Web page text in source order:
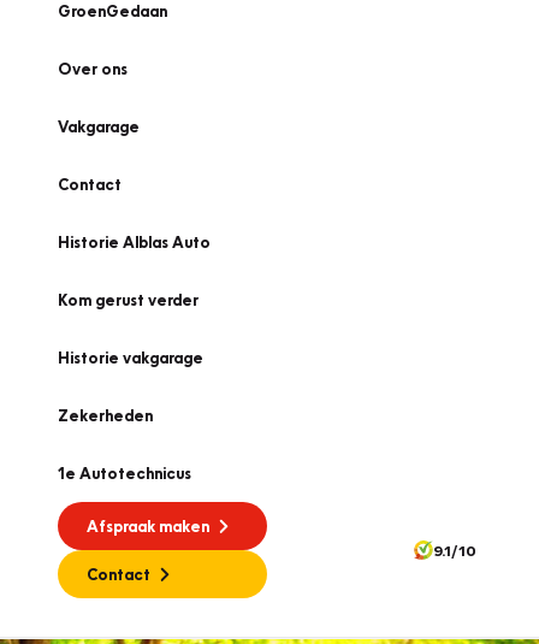
GroenGedaan
Over ons
Vakgarage
Contact
Historie Alblas Auto
Kom gerust verder
Historie vakgarage
Zekerheden
1e Autotechnicus
Afspraak maken
Contact
9.1/10